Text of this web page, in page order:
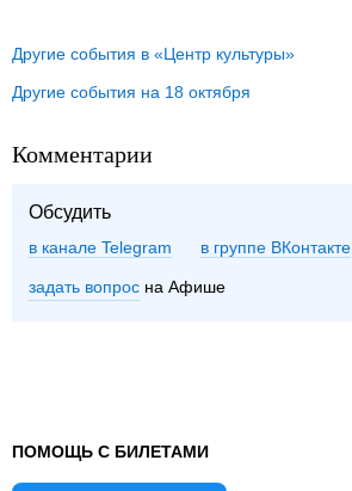
Другие события в «Центр культуры»
Другие события на 18 октября
Комментарии
Обсудить
в канале Telegram группе ВКонтакте
задать вопрос на Афише
ПОМОЩЬ С БИЛЕТАМИ